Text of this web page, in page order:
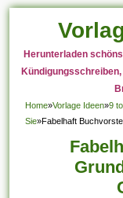
Herunterladen
Home»Vorlage Ideen»9
Sie»Fabelhaft